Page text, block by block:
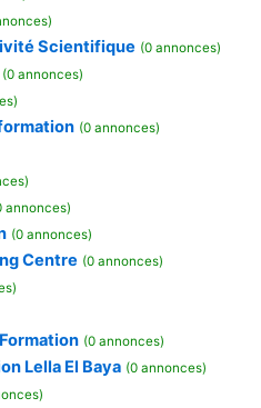
Scientifique (0 annonces)
(0 annonces)
(0 annonces)
annonces)
(0 annonces)
Centre (0 annonces)
(0 annonces)
Lella El Baya (0 annonces)